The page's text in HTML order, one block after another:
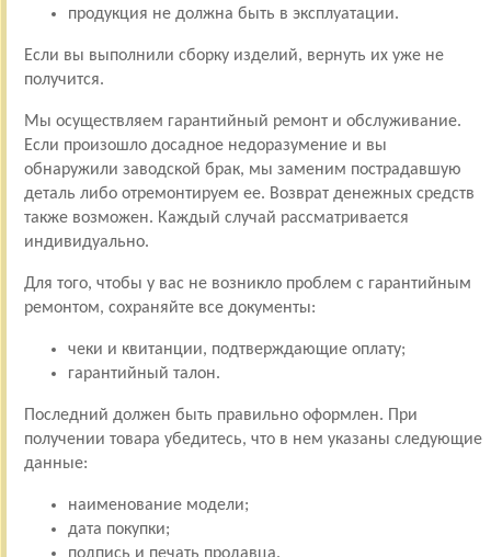
продукция не должна быть в эксплуатации.
Если вы выполнили сборку изделий, вернуть их уже не
получится.
Мы осуществляем гарантийный ремонт и обслуживание.
Если произошло досадное недоразумение и вы
обнаружили заводской брак, мы заменим пострадавшую
деталь либо отремонтируем ее. Возврат денежных средств
также возможен. Каждый случай рассматривается
индивидуально.
Для того, чтобы у вас не возникло проблем с гарантийным
ремонтом, сохраняйте все документы:
чеки и квитанции, подтверждающие оплату;
гарантийный талон.
Последний должен быть правильно оформлен. При
получении товара убедитесь, что в нем указаны следующие
данные:
наименование модели;
дата покупки;
подпись и печать продавца.